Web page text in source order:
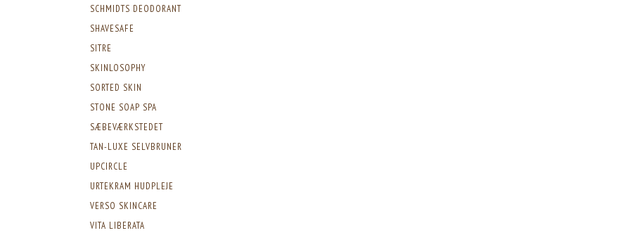
SCHMIDTS DEODORANT
SHAVESAFE
SITRE
SKINLOSOPHY
SORTED SKIN
STONE SOAP SPA
SÆBEVÆRKSTEDET
TAN-LUXE SELVBRUNER
UPCIRCLE
URTEKRAM HUDPLEJE
VERSO SKINCARE
VITA LIBERATA